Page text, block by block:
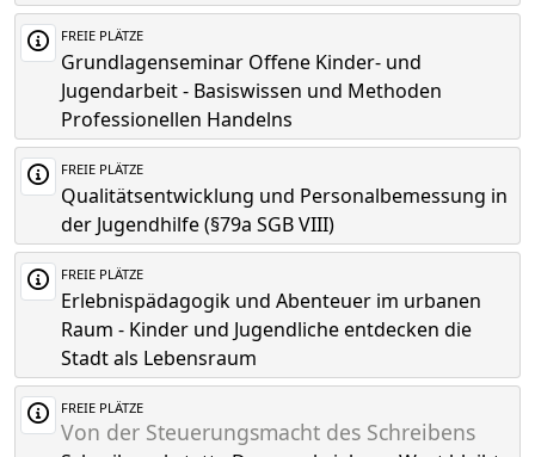
FREIE PLÄTZE
Grundlagenseminar Offene Kinder- und
Jugendarbeit - Basiswissen und Methoden
Professionellen Handelns
FREIE PLÄTZE
Qualitätsentwicklung und Personalbemessung in
der Jugendhilfe (§79a SGB VIII)
FREIE PLÄTZE
Erlebnispädagogik und Abenteuer im urbanen
Raum - Kinder und Jugendliche entdecken die
Stadt als Lebensraum
FREIE PLÄTZE
Von der Steuerungsmacht des Schreibens